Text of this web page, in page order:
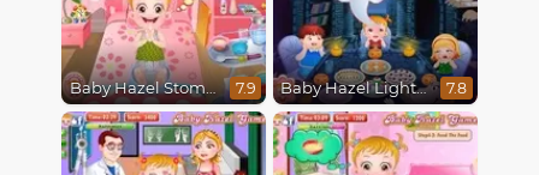
Baby Hazel Stomach Care 7.9 Baby Hazel Lighthouse Adventure 7.8